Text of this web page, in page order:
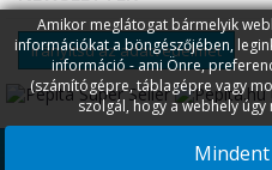
Irányítsd az adatvédelmet
Rademi.hu
Amikor meglátogat bármelyik
információkat a böngészőjében,
információ - ami Önre,
(számítógépre, táblagépre vagy
szolgál, hogy a webhely